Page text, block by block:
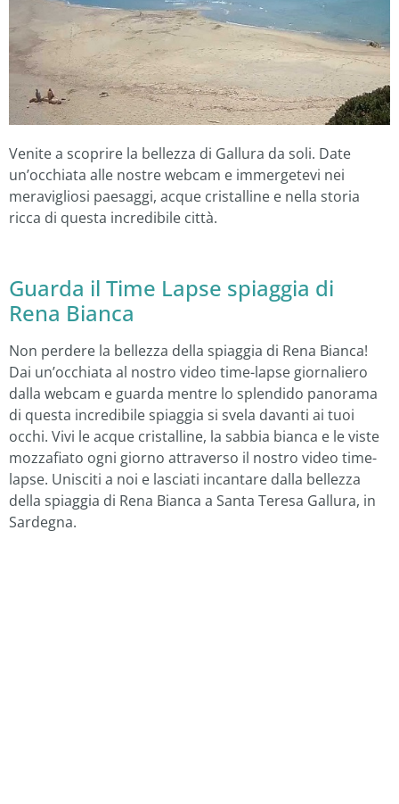
Venite a scoprire la bellezza di Gallura da soli. Date
un’occhiata alle nostre webcam e immergetevi nei
meravigliosi paesaggi, acque cristalline e nella storia
ricca di questa incredibile città.
Guarda il Time Lapse spiaggia di
Rena Bianca
Non perdere la bellezza della spiaggia di Rena Bianca!
Dai un’occhiata al nostro video time-lapse giornaliero
dalla webcam e guarda mentre lo splendido panorama
di questa incredibile spiaggia si svela davanti ai tuoi
occhi. Vivi le acque cristalline, la sabbia bianca e le viste
mozzafiato ogni giorno attraverso il nostro video time-
lapse. Unisciti a noi e lasciati incantare dalla bellezza
della spiaggia di Rena Bianca a Santa Teresa Gallura, in
Sardegna.